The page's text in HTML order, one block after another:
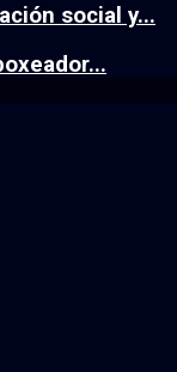
social y...